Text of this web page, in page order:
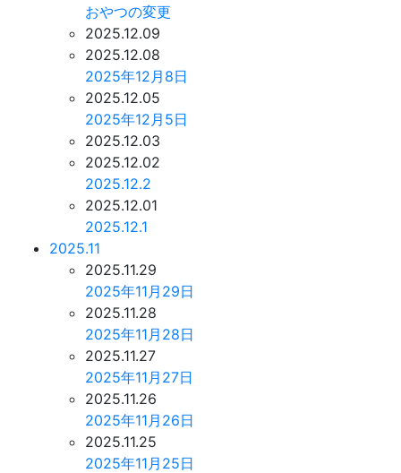
おやつの変更
2025.12.09
2025.12.08
2025年12月8日
2025.12.05
2025年12月5日
2025.12.03
2025.12.02
2025.12.2
2025.12.01
2025.12.1
2025.11
2025.11.29
2025年11月29日
2025.11.28
2025年11月28日
2025.11.27
2025年11月27日
2025.11.26
2025年11月26日
2025.11.25
2025年11月25日